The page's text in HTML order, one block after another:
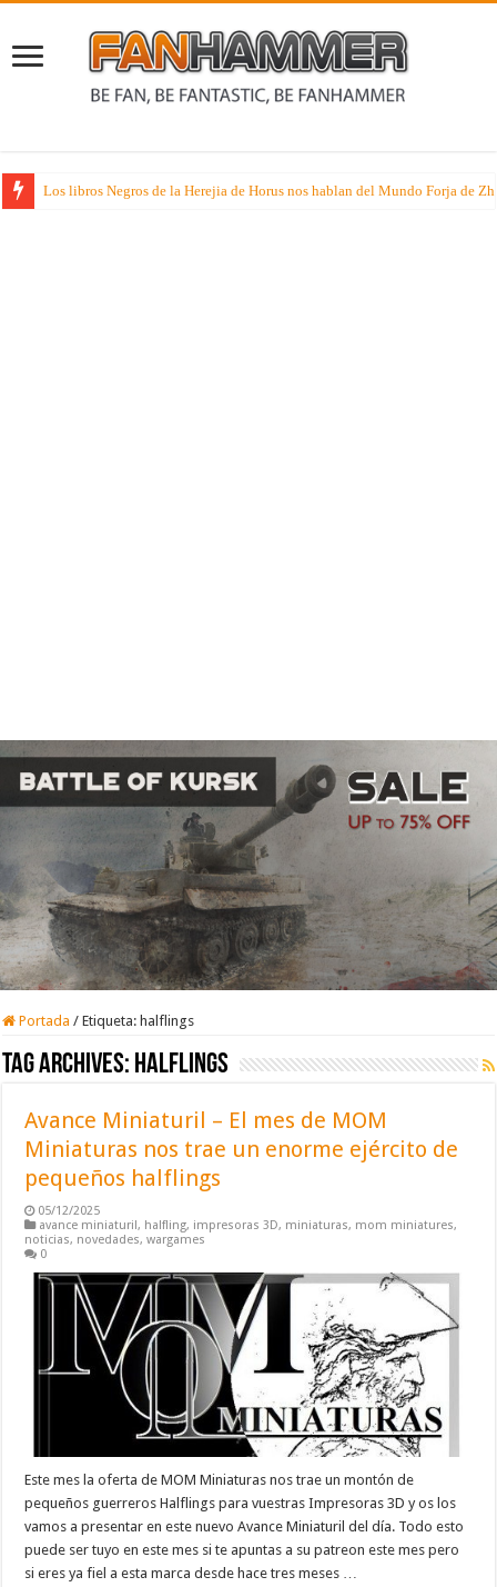
Rumores sobre dos juegos de especialista muy esperados que suenan
Portada / Etiqueta: halflings
Tag Archives: halflings
Avance Miniaturil – El mes de MOM
Miniaturas nos trae un enorme ejército de
pequeños halflings
05/12/2025
avance miniaturil, halfling, impresoras 3D, miniaturas, mom miniatures,
noticias, novedades,wargames
0
Este mes la oferta de MOM Miniaturas nos trae un montón de
pequeños guerreros Halflings para vuestras Impresoras 3D y os los
vamos a presentar en este nuevo Avance Miniaturil del día. Todo esto
puede ser tuyo en este mes si te apuntas a su patreon este mes pero
si eres ya fiel a esta marca desde hace tres meses …